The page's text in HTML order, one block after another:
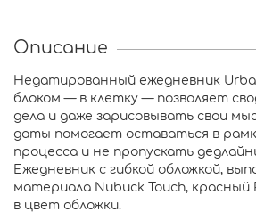
Описание
Недатированный ежедневник
блоком — в клетку — позволяет
дела и даже зарисовывать свои
даты помогает оставаться в
процесса и не пропускать
Ежедневник с гибкой обложкой,
материала Nubuck Touch, красный
в цвет обложки.